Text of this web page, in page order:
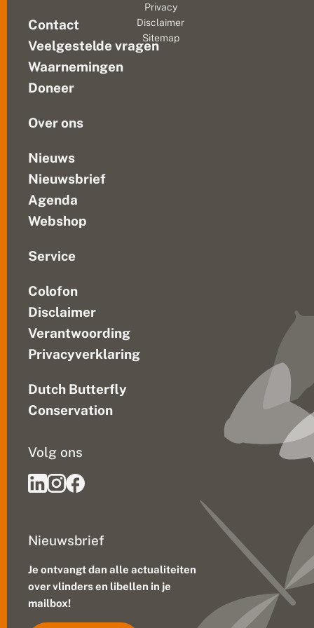
pad.
Die
meetnetten
bestaan
Contact
Veelgestelde vragen
Waarnemingen
Doneer
Over ons
Nieuws
Nieuwsbrief
Agenda
Webshop
Service
Colofon
Disclaimer
Verantwoording
Privacyverklaring
Dutch Butterfly
Conservation
Nieuwsbrief
Je ontvangt dan alle actualiteiten
over vlinders en libellen in je
mailbox!
Volg ons
Privacy
Disclaimer
Sitemap